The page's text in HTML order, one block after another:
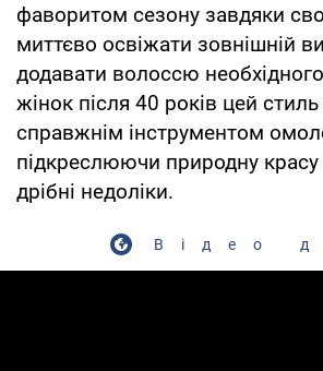
фаворитом сезону завдяки
миттєво освіжати зовнішній
додавати волоссю
жінок після 40 років цей стиль
справжнім інструментом
підкреслюючи природну
дрібні недоліки.
Відео